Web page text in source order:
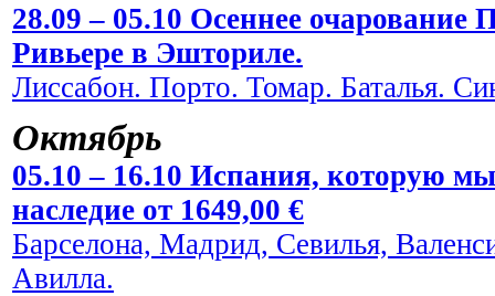
28.09 – 05.10 Осеннее
Ривьере в Эшториле.
Лиссабон. Порто. Томар. Баталья.
Октябрь
05.10 – 16.10 Испания, которую
наследие от 1649,00 €
Барселона, Мадрид, Севилья,
Авилла.